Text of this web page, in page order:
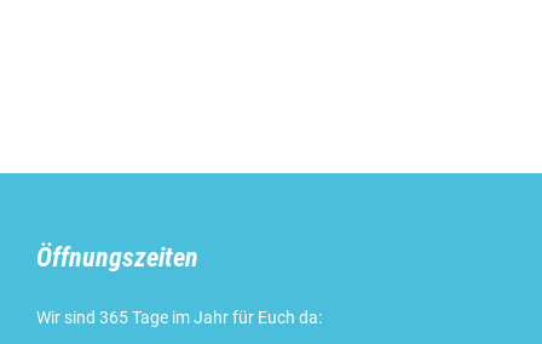
Öffnungszeiten
Wir sind 365 Tage im Jahr für Euch da: